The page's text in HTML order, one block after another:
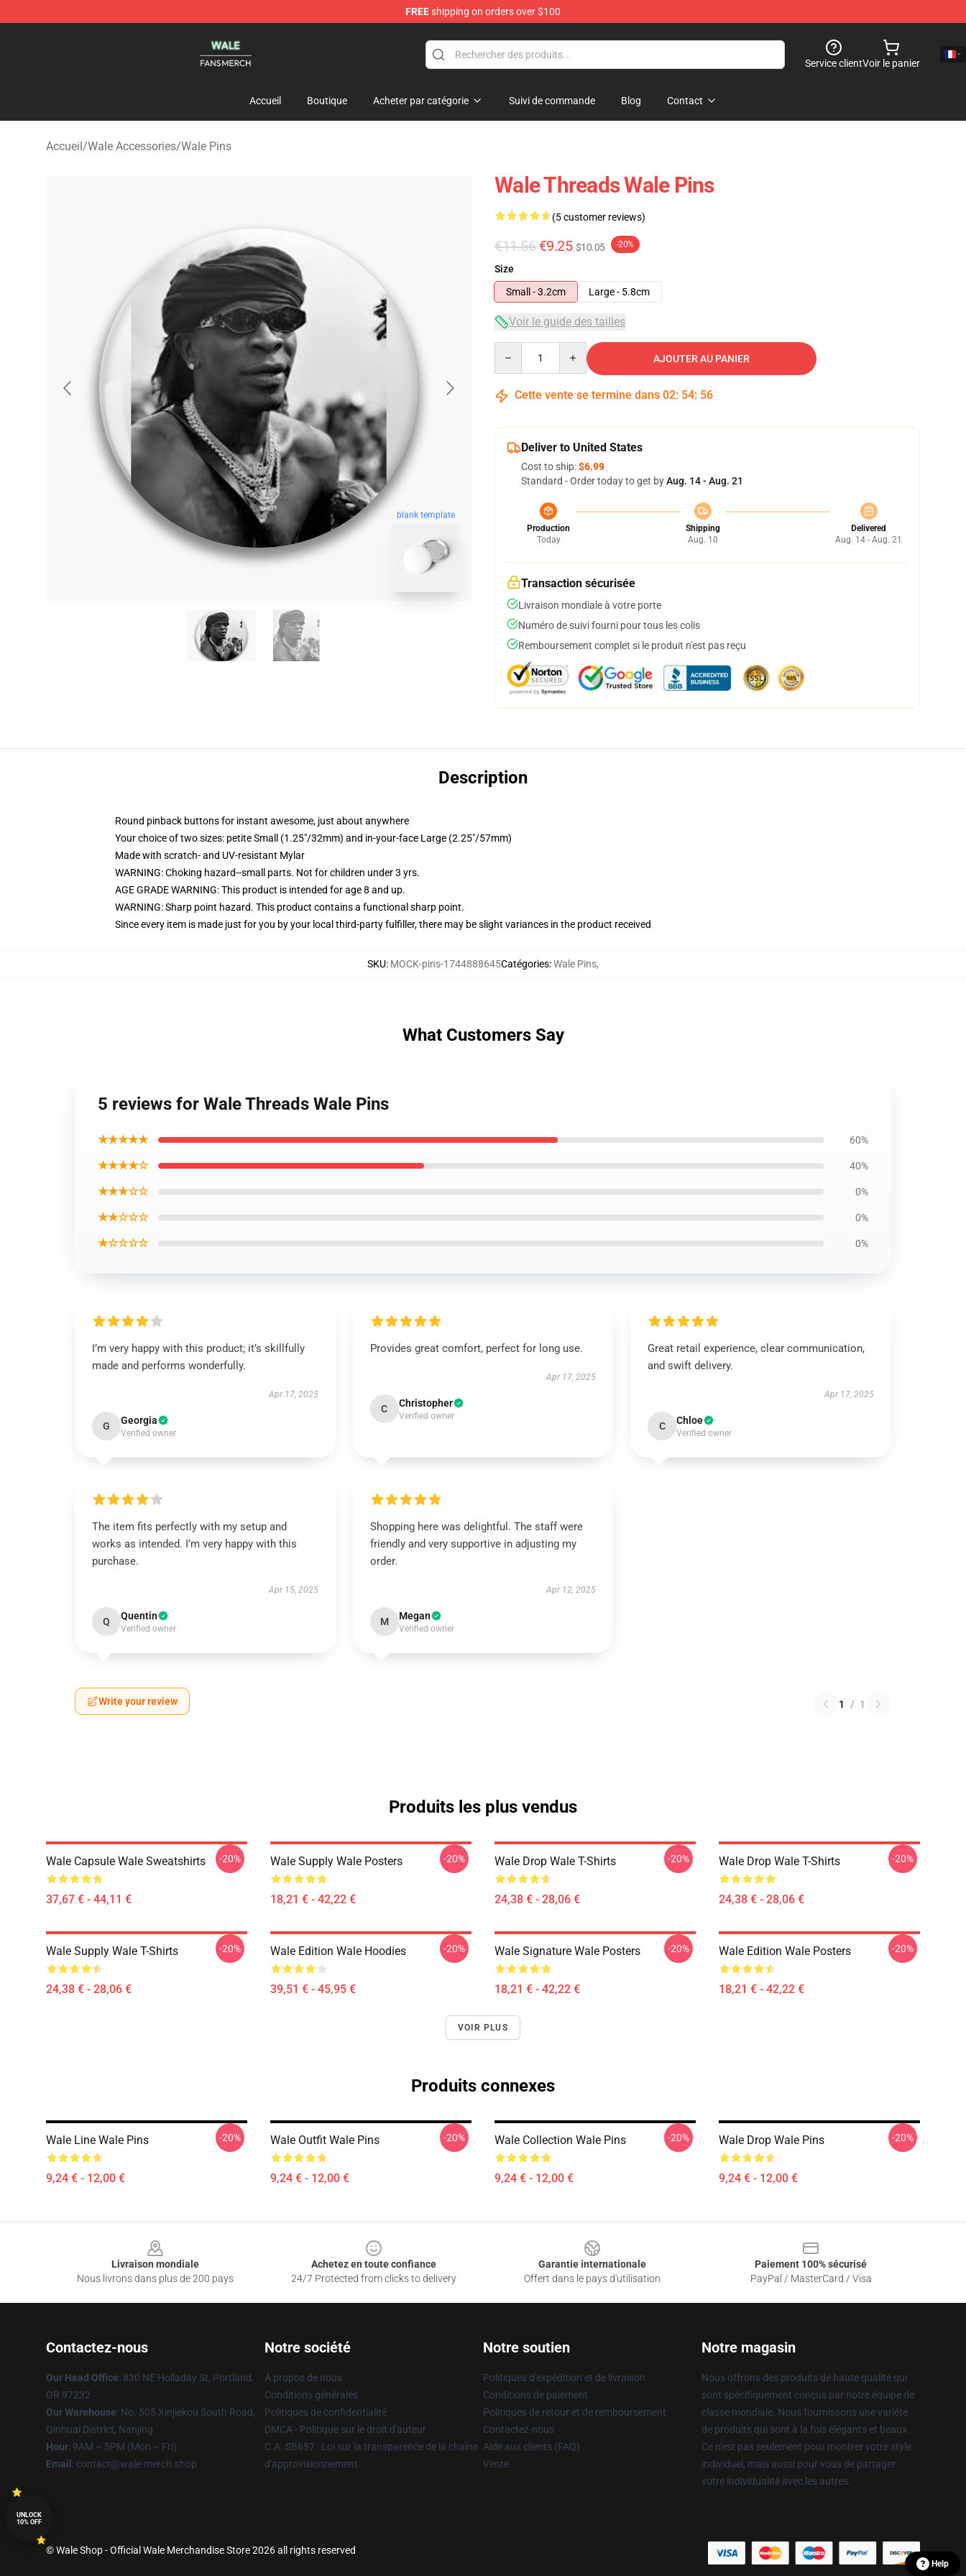
FREEshipping on orders over $100
Service clientVoir le panier
Accueil Boutique Acheter par catégorie Suivi de commande Blog Contact
Accueil/Wale Accessories/Wale Pins
blank template
Wale Threads Wale Pins
(5 customer reviews)
€11.56 €9.25 $10.05 -20%
Size
Small - 3.2cm
Large - 5.8cm
Voir le guide des tailles
AJOUTER AU PANIER
Cette vente se termine dans 02: 54: 55
Deliver to United States
Cost to ship:$6.99
Standard - Order today to get byAug. 14 - Aug. 21
Production
Today
Shipping
Aug. 10
Delivered
Aug. 14 - Aug. 21
Transaction sécurisée
Livraison mondiale à votre porte
Numéro de suivi fourni pour tous les colis
Remboursement complet si le produit n'est pas reçu
Description
Round pinback buttons for instant awesome, just about anywhere
Your choice of two sizes: petite Small (1.25"/32mm) and in-your-face Large (2.25"/57mm)
Made with scratch- and UV-resistant Mylar
WARNING: Choking hazard--small parts. Not for children under 3 yrs.
AGE GRADE WARNING: This product is intended for age 8 and up.
WARNING: Sharp point hazard. This product contains a functional sharp point.
Since every item is made just for you by your local third-party fulfiller, there may be slight variances in the product received
SKU: MOCK-pins-1744888645Catégories:Wale Pins,
What Customers Say
5 reviews for Wale Threads Wale Pins
★★★★★ 60%
★★★★☆ 40%
★★★☆☆ 0%
★★☆☆☆ 0%
★☆☆☆☆ 0%
I’m very happy with this product; it’s skillfully
made and performs wonderfully.
Apr 17, 2025
G Georgia
Verified owner
Provides great comfort, perfect for long use.
Apr 17, 2025
C Christopher
Verified owner
Great retail experience, clear communication,
and swift delivery.
Apr 17, 2025
C Chloe
Verified owner
The item fits perfectly with my setup and
works as intended. I’m very happy with this
purchase.
Apr 15, 2025
Q Quentin
Verified owner
Shopping here was delightful. The staff were
friendly and very supportive in adjusting my
order.
Apr 12, 2025
M Megan
Verified owner
Write your review 1 / 1
Produits les plus vendus
Wale Capsule Wale Sweatshirts
37,67 € - 44,11 €
-20% Wale Supply Wale Posters
18,21 € - 42,22 €
-20% Wale Drop Wale T-Shirts
24,38 € - 28,06 €
-20% Wale Drop Wale T-Shirts
24,38 € - 28,06 €
-20%
Wale Supply Wale T-Shirts
24,38 € - 28,06 €
-20% Wale Edition Wale Hoodies
39,51 € - 45,95 €
-20% Wale Signature Wale Posters
18,21 € - 42,22 €
-20% Wale Edition Wale Posters
18,21 € - 42,22 €
-20%
VOIR PLUS
Produits connexes
Wale Line Wale Pins
9,24 € - 12,00 €
-20% Wale Outfit Wale Pins
9,24 € - 12,00 €
-20% Wale Collection Wale Pins
9,24 € - 12,00 €
-20% Wale Drop Wale Pins
9,24 € - 12,00 €
-20%
Livraison mondiale
Nous livrons dans plus de 200 pays
Achetez en toute confiance
24/7 Protected from clicks to delivery
Garantie internationale
Offert dans le pays d'utilisation
Paiement 100% sécurisé
PayPal / MasterCard / Visa
Contactez-nous
Our Head Office: 830 NE Holladay St, Portland,
OR 97232
Our Warehouse: No. 505 Xinjiekou South Road,
Qinhuai District, Nanjing
Hour: 9AM – 5PM (Mon – Fri)
Email : contact@wale-merch.shop
Notre société
À propos de nous
Conditions générales
Politiques de confidentialité
DMCA - Politique sur le droit d'auteur
C.A. SB657 : Loi sur la transparence de la chaîne
d'approvisionnement
Notre soutien
Politiques d'expédition et de livraison
Conditions de paiement
Politiques de retour et de remboursement
Contactez-nous
Aide aux clients (FAQ)
Vente
Notre magasin
Nous offrons des produits de haute qualité qui
sont spécifiquement conçus par notre équipe de
classe mondiale. Nous fournissons une variété
de produits qui sont à la fois élégants et beaux.
Ce n'est pas seulement pour montrer votre style
individuel, mais aussi pour vous de partager
votre individualité avec les autres.
© Wale Shop - Official Wale Merchandise Store 2026 all rights reserved
Help
UNLOCK
10% OFF